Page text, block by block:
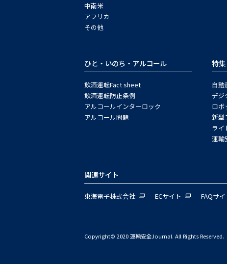
中南米
アフリカ
その他
ひと・いのち・アルコール
飲酒運転Fact sheet
飲酒運転防止条例
アルコールインターロック
アルコール問題
特集
自動
デジ
ロボ
新型
ライ
運輸
関連サイト
東海電子株式会社 ECサイト FAQサイ
Copyright© 2020 運輸安全Journal. All Rights Reserved.